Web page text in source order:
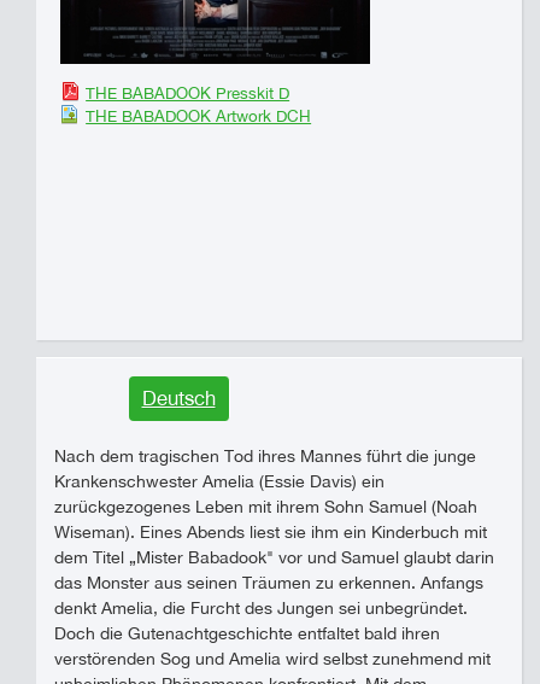
THE BABADOOK Presskit D
THE BABADOOK Artwork DCH
Deutsch
Nach dem tragischen Tod ihres Mannes führt die junge
Krankenschwester Amelia (Essie Davis) ein
zurückgezogenes Leben mit ihrem Sohn Samuel (Noah
Wiseman). Eines Abends liest sie ihm ein Kinderbuch mit
dem Titel „Mister Babadook" vor und Samuel glaubt darin
das Monster aus seinen Träumen zu erkennen. Anfangs
denkt Amelia, die Furcht des Jungen sei unbegründet.
Doch die Gutenachtgeschichte entfaltet bald ihren
verstörenden Sog und Amelia wird selbst zunehmend mit